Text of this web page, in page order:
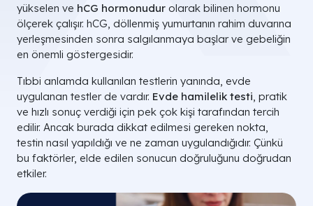
yükselen ve hCG hormonudur olarak bilinen hormonu
ölçerek çalışır. hCG, döllenmiş yumurtanın rahim duvarına
yerleşmesinden sonra salgılanmaya başlar ve gebeliğin
en önemli göstergesidir.
Tıbbi anlamda kullanılan testlerin yanında, evde
uygulanan testler de vardır. Evde hamilelik testi, pratik
ve hızlı sonuç verdiği için pek çok kişi tarafından tercih
edilir. Ancak burada dikkat edilmesi gereken nokta,
testin nasıl yapıldığı ve ne zaman uygulandığıdır. Çünkü
bu faktörler, elde edilen sonucun doğruluğunu doğrudan
etkiler.